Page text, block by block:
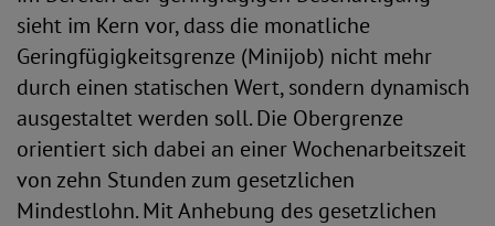
sieht im Kern vor, dass die monatliche
Geringfügigkeitsgrenze (Minijob) nicht mehr
durch einen statischen Wert, sondern dynamisch
ausgestaltet werden soll. Die Obergrenze
orientiert sich dabei an einer Wochenarbeitszeit
von zehn Stunden zum gesetzlichen
Mindestlohn. Mit Anhebung des gesetzlichen